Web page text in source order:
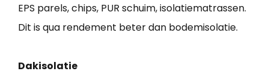
EPS parels, chips, PUR schuim, isolatiematrassen.
Dit is qua rendement beter dan bodemisolatie.
Dakisolatie